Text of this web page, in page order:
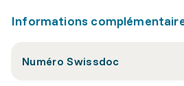
Informations
Numéro Swissdoc